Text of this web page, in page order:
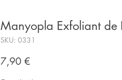
Manyopla Exfoliant de
SKU: 0331
7,90 €Price